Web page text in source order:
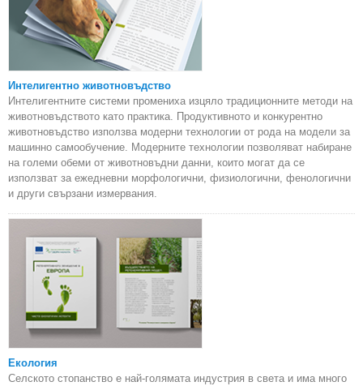
Интелигентно животновъдство
Интелигентните системи промениха изцяло традиционните методи на
животновъдството като практика. Продуктивното и конкурентно
животновъдство използва модерни технологии от рода на модели за
машинно самообучение. Модерните технологии позволяват набиране
на големи обеми от животновъдни данни, които могат да се
използват за ежедневни морфологични, физиологични, фенологични
и други свързани измервания.
Екология
Селското стопанство е най-голямата индустрия в света и има много